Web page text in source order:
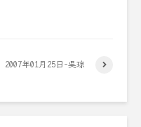
2007年01月25日-吴琼